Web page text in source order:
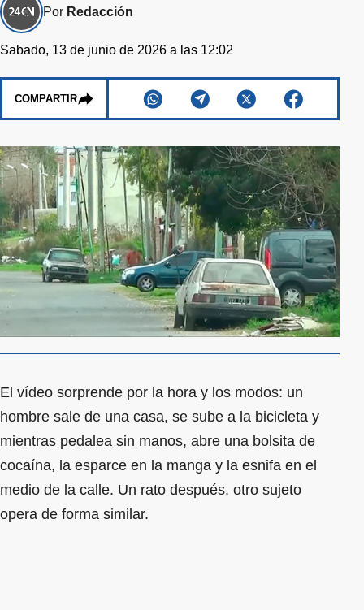
Por Redacción
Sabado, 13 de junio de 2026 a las 12:02
COMPARTIR
El vídeo sorprende por la hora y los modos: un
hombre sale de una casa, se sube a la bicicleta y
mientras pedalea sin manos, abre una bolsita de
cocaína, la esparce en la manga y la esnifa en el
medio de la calle. Un rato después, otro sujeto
opera de forma similar.